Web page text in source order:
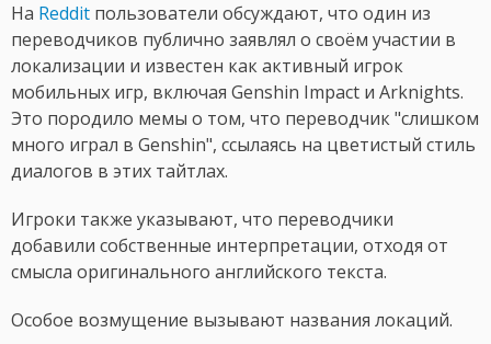
На Reddit пользователи обсуждают, что один из
переводчиков публично заявлял о своём участии в
локализации и известен как активный игрок
мобильных игр, включая Genshin Impact и Arknights.
Это породило мемы о том, что переводчик "слишком
много играл в Genshin", ссылаясь на цветистый стиль
диалогов в этих тайтлах.
Игроки также указывают, что переводчики
добавили собственные интерпретации, отходя от
смысла оригинального английского текста.
Особое возмущение вызывают названия локаций.